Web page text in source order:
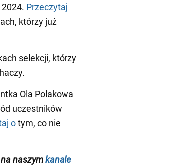
Przeczytaj
którzy już
selekcji, którzy
Ola Polakowa
uczestników
otym, co nie
naszymkanale